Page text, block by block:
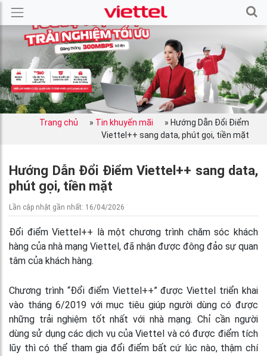
Trang chủ » Tin khuyến mãi » Hướng Dẫn Đổi Điểm
Viettel++ sang data, phút gọi, tiền mặt
Hướng Dẫn Đổi Điểm Viettel++ sang data,
phút gọi, tiền mặt
Lần cập nhật gần nhất: 16/04/2026
Đổi điểm Viettel++ là một chương trình chăm sóc khách
hàng của nhà mạng Viettel, đã nhận được đông đảo sự quan
tâm của khách hàng.
Chương trình “Đổi điểm Viettel++”được Viettel triển khai
vào tháng 6/2019 với mục tiêu giúp người dùng có được
những trải nghiệm tốt nhất với nhà mạng. Chỉ cần người
dùng sử dụng các dịch vụ của Viettel và có được điểm tích
lũy thì có thể tham gia đổi điểm bất cứ lúc nào, thậm chí